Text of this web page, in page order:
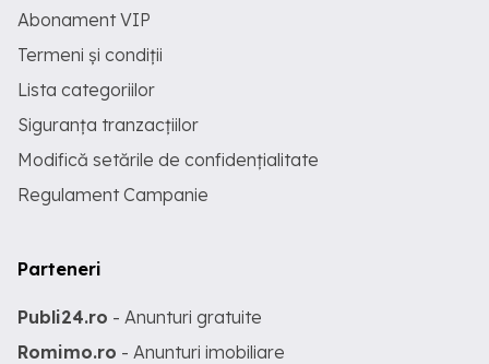
Abonament VIP
Termeni și condiții
Lista categoriilor
Siguranța tranzacțiilor
Modifică setările de confidențialitate
Regulament Campanie
Parteneri
Publi24.ro - Anunturi gratuite
Romimo.ro - Anunturi imobiliare